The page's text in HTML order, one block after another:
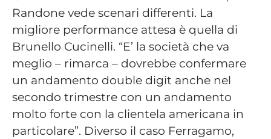
Randone vede scenari differenti. La
migliore performance attesa è quella di
Brunello Cucinelli. “E’ la società che va
meglio – rimarca – dovrebbe confermare
un andamento double digit anche nel
secondo trimestre con un andamento
molto forte con la clientela americana in
particolare”. Diverso il caso Ferragamo,